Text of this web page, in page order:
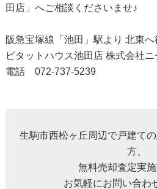
田店」へご相談くださいませ♪
阪急宝塚線「池田」駅より 北東へ
ピタットハウス池田店 株式会社ニ
電話 072-737-5239
生駒市西松ヶ丘周辺で戸建ての
方、
無料売却査定実施
お気軽にお問い合わ